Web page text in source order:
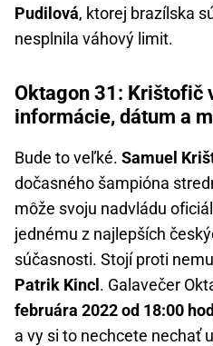
Pudilová, ktorej brazílska
nesplnila váhový limit.
Oktagon 31: Krištofič
informácie, dátum a
Bude to veľké. Samuel
dočasného šampióna
môže svoju nadvládu
jednému z najlepších
súčasnosti. Stojí proti
Patrik Kincl . Galavečer
februára 2022 od 18:00
a vy si to nechcete nechať